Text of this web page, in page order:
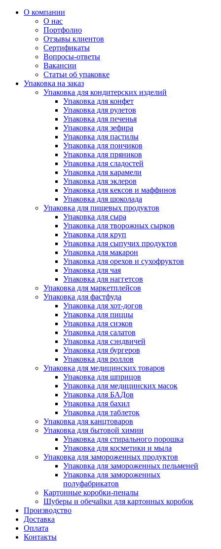
О компании
О нас
Портфолио
Отзывы клиентов
Сертификаты
Вопросы-ответы
Вакансии
Статьи об упаковке
Упаковка на заказ
Упаковка для кондитерских изделий
Упаковка для конфет
Упаковка для рулетов
Упаковка для печенья
Упаковка для зефира
Упаковка для пастилы
Упаковка для пончиков
Упаковка для пряников
Упаковка для сладостей
Упаковка для карамели
Упаковка для эклеров
Упаковка для кексов и маффинов
Упаковка для шоколада
Упаковка для пищевых продуктов
Упаковка для сыра
Упаковка для творожных сырков
Упаковка для круп
Упаковка для сыпучих продуктов
Упаковка для макарон
Упаковка для орехов и сухофруктов
Упаковка для чая
Упаковка для наггетсов
Упаковка для маркетплейсов
Упаковка для фастфуда
Упаковка для хот-догов
Упаковка для пиццы
Упаковка для снэков
Упаковка для салатов
Упаковка для сэндвичей
Упаковка для бургеров
Упаковка для роллов
Упаковка для медицинских товаров
Упаковка для шприцов
Упаковка для медицинских масок
Упаковка для БАДов
Упаковка для бахил
Упаковка для таблеток
Упаковка для канцтоваров
Упаковка для бытовой химии
Упаковка для стирального порошка
Упаковка для косметики и мыла
Упаковка для замороженных продуктов
Упаковка для замороженных пельменей
Упаковка для замороженных
полуфабрикатов
Картонные коробки-пеналы
Шуберы и обечайки для картонных коробок
Производство
Доставка
Оплата
Контакты